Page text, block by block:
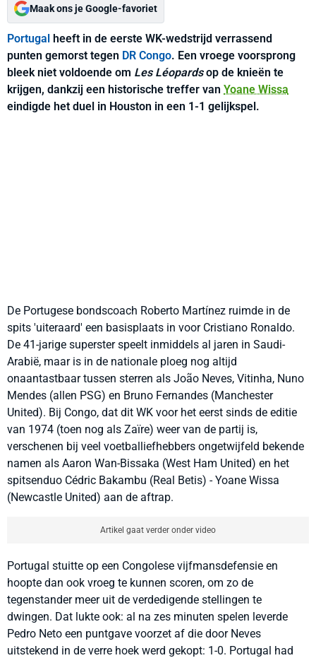
Maak ons je Google-favoriet
Portugal heeft in de eerste WK-wedstrijd verrassend
punten gemorst tegen DR Congo. Een vroege voorsprong
bleek niet voldoende om Les Léopardsop de knieën te
krijgen, dankzij een historische treffer van Yoane Wissa
eindigde het duel in Houston in een 1-1 gelijkspel.
De Portugese bondscoach Roberto Martínez ruimde in de
spits 'uiteraard' een basisplaats in voor Cristiano Ronaldo.
De 41-jarige superster speelt inmiddels al jaren in Saudi-
Arabië, maar is in de nationale ploeg nog altijd
onaantastbaar tussen sterren als João Neves, Vitinha, Nuno
Mendes (allen PSG) en Bruno Fernandes (Manchester
United). Bij Congo, dat dit WK voor het eerst sinds de editie
van 1974 (toen nog als Zaïre) weer van de partij is,
verschenen bij veel voetballiefhebbers ongetwijfeld bekende
namen als Aaron Wan-Bissaka (West Ham United) en het
spitsenduo Cédric Bakambu (Real Betis) - Yoane Wissa
(Newcastle United) aan de aftrap.
Artikel gaat verder onder video
Portugal stuitte op een Congolese vijfmansdefensie en
hoopte dan ook vroeg te kunnen scoren, om zo de
tegenstander meer uit de verdedigende stellingen te
dwingen. Dat lukte ook: al na zes minuten spelen leverde
Pedro Neto een puntgave voorzet af die door Neves
uitstekend in de verre hoek werd gekopt: 1-0. Portugal had